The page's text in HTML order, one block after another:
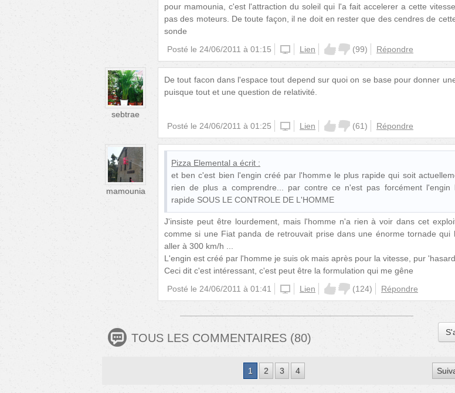
pour mamounia, c'est l'attraction du soleil qui l'a fait accelerer a cette
pas des moteurs. De toute façon, il ne doit en rester que des cendres de
sonde
Posté le 24/06/2011 à 01:15 unknown
Lien (99) Répondre
sebtrae
De tout facon dans l'espace tout depend sur quoi on se base pour donner
puisque tout et une question de relativité.
Posté le 24/06/2011 à 01:25 unknown
Lien (61) Répondre
mamounia
Pizza Elemental a écrit :
et ben c'est bien l'engin créé par l'homme le plus rapide qui soit
rien de plus a comprendre... par contre ce n'est pas forcément l'engin
rapide SOUS LE CONTROLE DE L'HOMME
J'insiste peut être lourdement, mais l'homme n'a rien à voir dans cet
comme si une Fiat panda de retrouvait prise dans une énorme tornade qui
aller à 300 km/h ...
L'engin est créé par l'homme je suis ok mais après pour la vitesse, pur
Ceci dit c'est intéressant, c'est peut être la formulation qui me gêne
Posté le 24/06/2011 à 01:41 unknown
Lien (124) Répondre
TOUS LES COMMENTAIRES (80)
1 2 3 4